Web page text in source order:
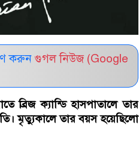
করুন গুগল নিউজ (Google
ব্রিজ ক্যান্ডি হাসপাতালে তার
মৃত্যুকালে তার বয়স হয়েছিলো